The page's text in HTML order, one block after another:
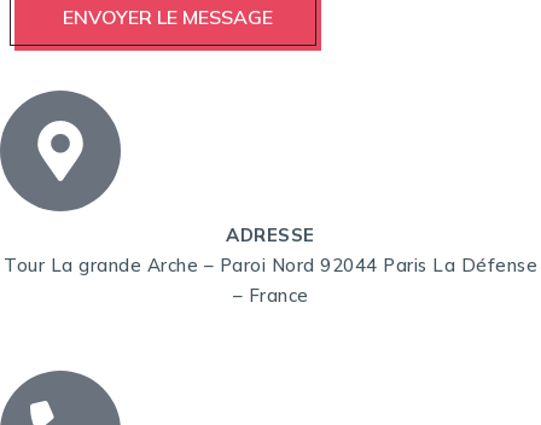
ADRESSE
Tour La grande Arche – Paroi Nord 92044 Paris La Défense
– France